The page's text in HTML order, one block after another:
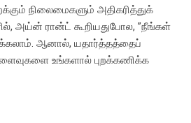
நிலைமைகளும் அதிகரித்துக்
அய்ன் ரான்ட் கூறியதுபோல, ”நீங்கள்
ஆனால், யதார்த்தத்தைப்
உங்களால் புறக்கணிக்க